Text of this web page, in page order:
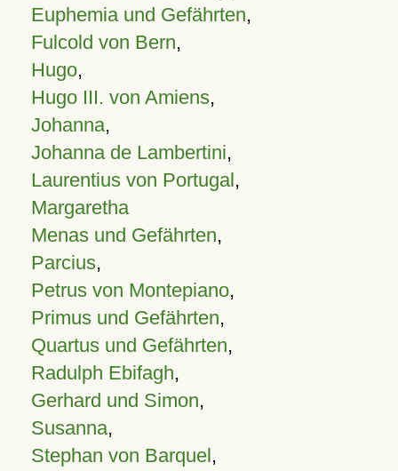
Euphemia und Gefährten,
Fulcold von Bern,
Hugo,
Hugo III. von Amiens,
Johanna,
Johanna de Lambertini,
Laurentius von Portugal,
Margaretha
Menas und Gefährten,
Parcius,
Petrus von Montepiano,
Primus und Gefährten,
Quartus und Gefährten,
Radulph Ebifagh,
Gerhard und Simon,
Susanna,
Stephan von Barquel,